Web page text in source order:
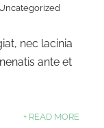
Uncategorized
nec lacinia
ante et
+ READ MORE